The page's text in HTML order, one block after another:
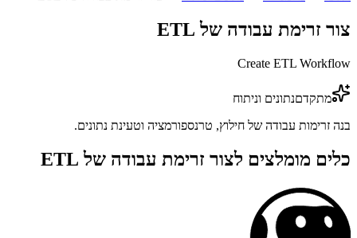
צור זרימת עבודה של ETL
Create ETL Workflow
מתקדםנתונים וניתוח
בנה זרימות עבודה של חילוץ, טרנספורמציה וטעינת נתונים.
כלים מומלצים לצור זרימת עבודה של ETL